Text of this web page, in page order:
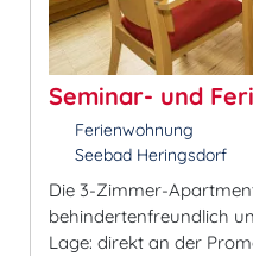
Seminar- und
Ferienwohnung
Seebad Heringsdorf
Die 3-Zimmer-
behindertenfreundlich
Lage: direkt an der